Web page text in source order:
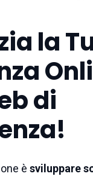
la
di
è sviluppare